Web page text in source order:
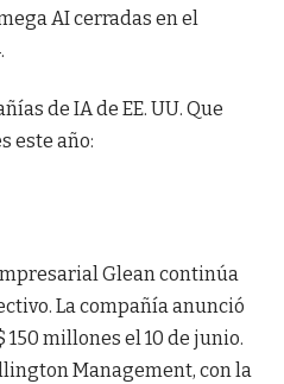
AI cerradas en el
de IA de EE. UU. Que
este año:
Glean continúa
La compañía anunció
150 millones el 10 de junio.
Management, con la